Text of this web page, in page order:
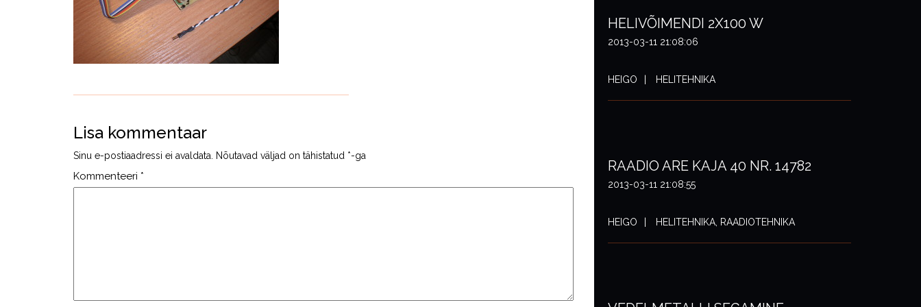
Lisa kommentaar
Sinu e-postiaadressi ei avaldata. Nõutavad väljad on tähistatud *-ga
Kommenteeri *
HELIVÕIMENDI 2X100 W
2013-03-11 21:08:06
HEIGO HELITEHNIKA
RAADIO ARE KAJA 40 NR. 14782
2013-03-11 21:08:55
HEIGO HELITEHNIKA, RAADIOTEHNIKA